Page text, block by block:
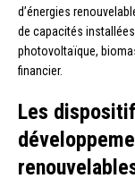
d’énergies
de capacités
photovoltaïque,
financier.
Les